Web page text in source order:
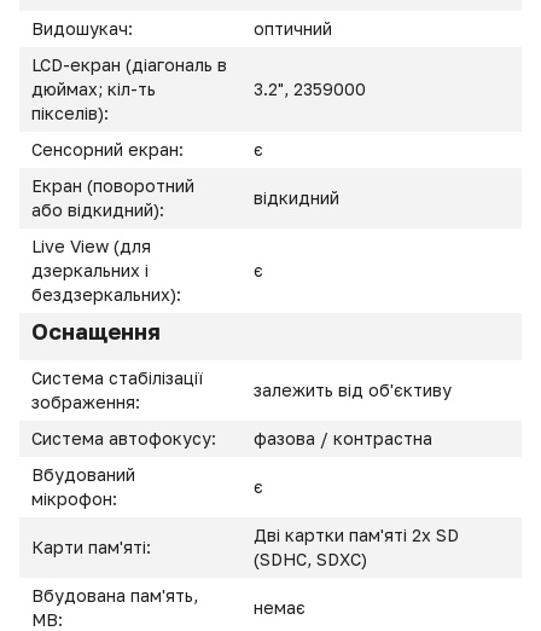
Видошукач:
оптичний
LCD-екран (діагональ в
дюймах; кіл-ть
пікселів):
3.2", 2359000
Сенсорний екран:
є
Екран (поворотний
або відкидний):
відкидний
Live View (для
дзеркальних і
бездзеркальних):
є
Оснащення
Система стабілізації
зображення:
залежить від об'єктиву
Система автофокусу:
фазова / контрастна
Вбудований
мікрофон:
є
Карти пам'яті:
Дві картки пам'яті 2x SD
(SDHC, SDXC)
Вбудована пам'ять,
MB:
немає